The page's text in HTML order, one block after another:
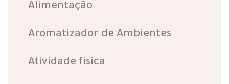
Alimentação
Aromatizador de Ambientes
Atividade física